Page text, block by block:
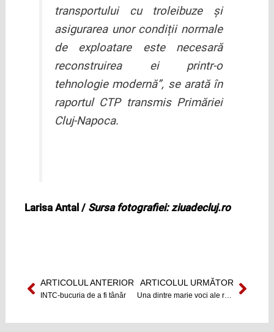
transportului cu troleibuze și
asigurarea unor condiții normale
de exploatare este necesară
reconstruirea ei printr-o
tehnologie modernă”, se arată în
raportul CTP transmis Primăriei
Cluj-Napoca.
Larisa Antal / Sursa fotografiei: ziuadecluj.ro
Prev
ARTICOLUL ANTERIOR
INTC-bucuria de a fi tânăr
ARTICOLUL URMĂTORNext